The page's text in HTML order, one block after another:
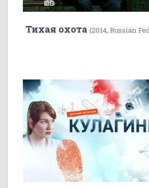
Тихая охота (2014, Russian